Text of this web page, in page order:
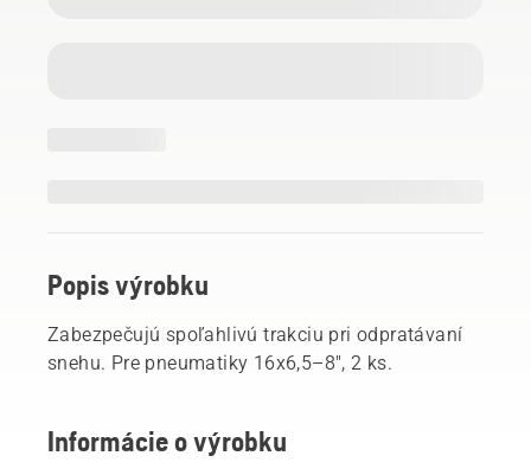
Popis výrobku
Zabezpečujú spoľahlivú trakciu pri odpratávaní
snehu. Pre pneumatiky 16x6,5–8", 2 ks.
Informácie o výrobku